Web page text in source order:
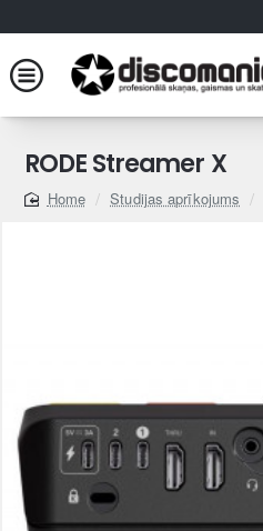
RODE Streamer X
home
Studijas aprīkojums